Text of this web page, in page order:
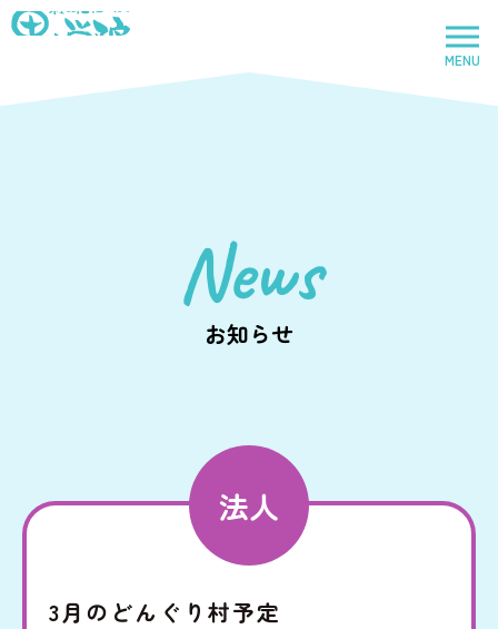
MENU
トップページ
児童養護施設
里山学院乳児院
児童家庭支援センター
News
お知らせ
法人
3月のどんぐり村予定